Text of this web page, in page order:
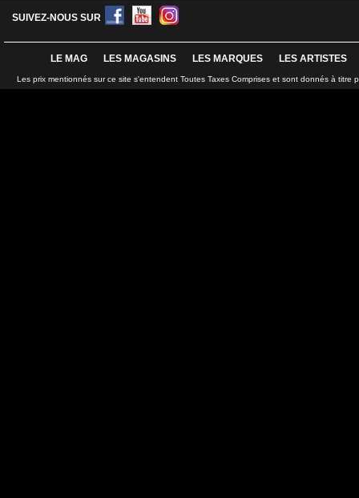
SUIVEZ-NOUS SUR
LE MAG LES MAGASINS LES MARQUES LES ARTISTES
Les prix mentionnés sur ce site s'entendent Toutes Taxes Comprises et sont donnés à